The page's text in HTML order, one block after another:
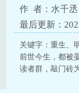
作 者：水千丞
最后更新：
关键字：重生、
前世今生，都被
读者群，敲门砖